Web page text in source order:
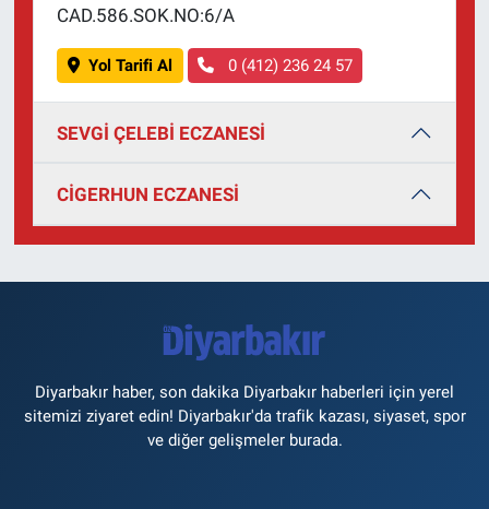
CAD.586.SOK.NO:6/A
Yol Tarifi Al 0 (412) 236 24 57
SEVGİ ÇELEBİ ECZANESİ
CİGERHUN ECZANESİ
Diyarbakır haber, son dakika Diyarbakır haberleri için yerel
sitemizi ziyaret edin! Diyarbakır'da trafik kazası, siyaset, spor
ve diğer gelişmeler burada.